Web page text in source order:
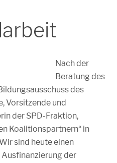
Nach der
Beratung des
des
Vorsitzende und
der SPD-Fraktion,
Koalitionspartnern“ in
sind heute einen
der